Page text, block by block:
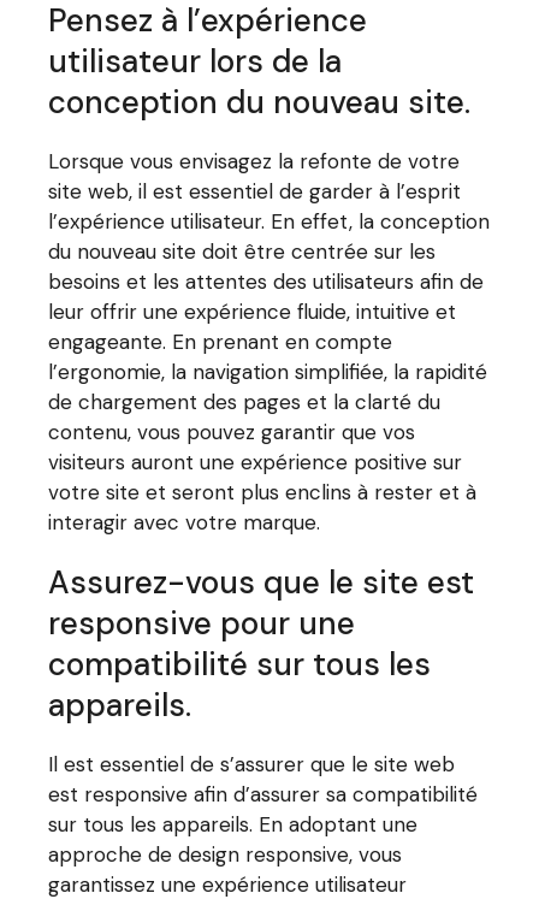
Pensez à l’expérience
utilisateur lors de la
conception du nouveau site.
Lorsque vous envisagez la refonte de votre
site web, il est essentiel de garder à l’esprit
l’expérience utilisateur. En effet, la conception
du nouveau site doit être centrée sur les
besoins et les attentes des utilisateurs afin de
leur offrir une expérience fluide, intuitive et
engageante. En prenant en compte
l’ergonomie, la navigation simplifiée, la rapidité
de chargement des pages et la clarté du
contenu, vous pouvez garantir que vos
visiteurs auront une expérience positive sur
votre site et seront plus enclins à rester et à
interagir avec votre marque.
Assurez-vous que le site est
responsive pour une
compatibilité sur tous les
appareils.
Il est essentiel de s’assurer que le site web
est responsive afin d’assurer sa compatibilité
sur tous les appareils. En adoptant une
approche de design responsive, vous
garantissez une expérience utilisateur